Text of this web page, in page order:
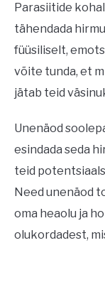
Parasiitide
tähendada
füüsiliselt,
võite tunda, et
jätab teid
Unenäod
esindada seda
teid
Need unenäod
oma heaolu ja
olukordadest,